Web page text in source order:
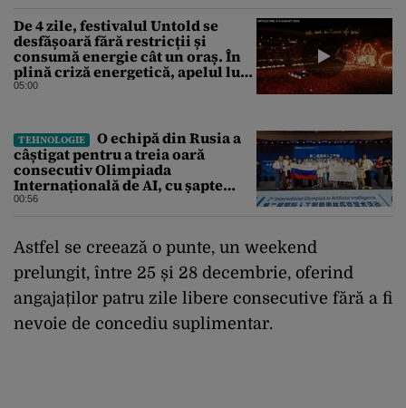
De 4 zile, festivalul Untold se
desfășoară fără restricții și
consumă energie cât un oraș. În
plină criză energetică, apelul lui
Bolojan de economisire a
partid, Emil Boc
05:00
TEHNOLOGIE
O echipă din Rusia a
câștigat pentru a treia oară
consecutiv Olimpiada
Internațională de AI, cu șapte
medalii din aur și una de bronz
00:56
Astfel se creează o punte, un weekend
prelungit, între 25 și 28 decembrie, oferind
angajaților patru zile libere consecutive fără a fi
nevoie de concediu suplimentar.